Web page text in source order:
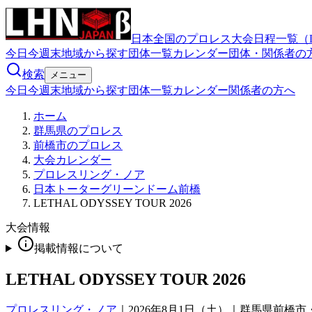
日本全国のプロレス大会日程一覧（
今日 今週末地域から探す団体一覧カレンダー団体・関係者の
検索
メニュー
今日 今週末地域から探す団体一覧カレンダー関係者の方へ
ホーム
群馬県のプロレス
前橋市のプロレス
大会カレンダー
プロレスリング・ノア
日本トーターグリーンドーム前橋
LETHAL ODYSSEY TOUR 2026
大会情報
掲載情報について
LETHAL ODYSSEY TOUR 2026
プロレスリング・ノア 2026年8月1日（土）｜群馬県前橋